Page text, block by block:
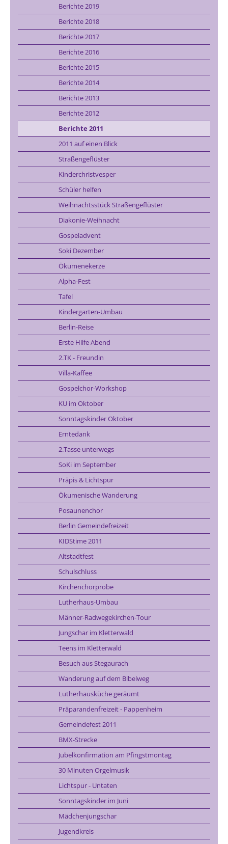
Berichte 2019
Berichte 2018
Berichte 2017
Berichte 2016
Berichte 2015
Berichte 2014
Berichte 2013
Berichte 2012
Berichte 2011
2011 auf einen Blick
Straßengeflüster
Kinderchristvesper
Schüler helfen
Weihnachtsstück Straßengeflüster
Diakonie-Weihnacht
Gospeladvent
Soki Dezember
Ökumenekerze
Alpha-Fest
Tafel
Kindergarten-Umbau
Berlin-Reise
Erste Hilfe Abend
2.TK - Freundin
Villa-Kaffee
Gospelchor-Workshop
KU im Oktober
Sonntagskinder Oktober
Erntedank
2.Tasse unterwegs
SoKi im September
Präpis & Lichtspur
Ökumenische Wanderung
Posaunenchor
Berlin Gemeindefreizeit
KIDStime 2011
Altstadtfest
Schulschluss
Kirchenchorprobe
Lutherhaus-Umbau
Männer-Radwegekirchen-Tour
Jungschar im Kletterwald
Teens im Kletterwald
Besuch aus Stegaurach
Wanderung auf dem Bibelweg
Lutherhausküche geräumt
Präparandenfreizeit - Pappenheim
Gemeindefest 2011
BMX-Strecke
Jubelkonfirmation am Pfingstmontag
30 Minuten Orgelmusik
Lichtspur - Untaten
Sonntagskinder im Juni
Mädchenjungschar
Jugendkreis